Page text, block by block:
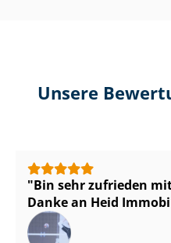
Unsere
Bin sehr zufrieden
Danke an Heid